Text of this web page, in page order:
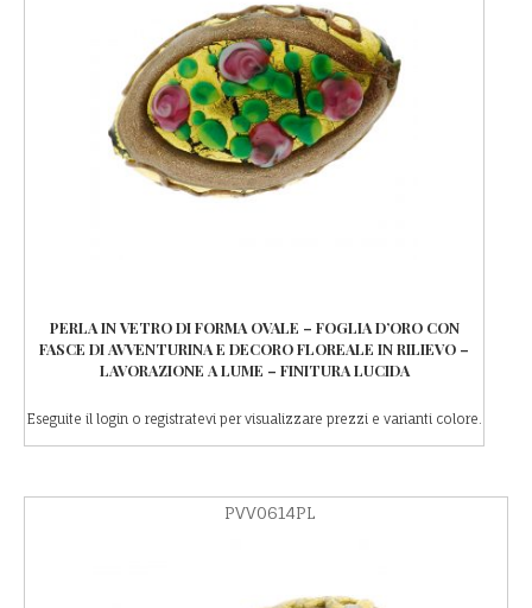
PERLA IN VETRO DI FORMA OVALE – FOGLIA D’ORO CON
FASCE DI AVVENTURINA E DECORO FLOREALE IN RILIEVO –
LAVORAZIONE A LUME – FINITURA LUCIDA
Eseguite il login o registratevi per visualizzare prezzi e varianti colore.
PVV0614PL